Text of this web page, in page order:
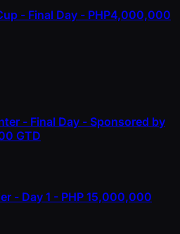
- Final Day - PHP4,000,000
- Final Day - Sponsored by
GTD
- Day 1 - PHP 15,000,000